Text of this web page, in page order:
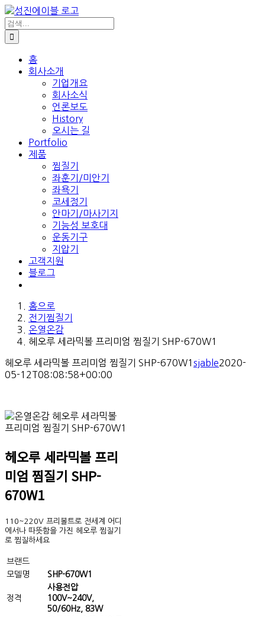
콘
텐
츠
로
검
색:
홈
회사소개
기업개요
회사소식
언론보도
History
오시는 길
Portfolio
제품
찜질기
좌훈기/미안기
좌욕기
코세정기
안마기/마사기지
기능성 보호대
운동기구
지압기
고객지원
블로그
홈으로
전기찜질기
온열온감
헤오루 세라믹볼 프리미엄 찜질기 SHP-670W1
헤오루 세라믹볼 프리미엄 찜질기 SHP-670W1 sjable2020-
05-12T08:08:58+00:00
헤오루 세라믹볼 프리
미엄 찜질기 SHP-
670W1
110~220V 프리볼트로 전세계 어디
에서나 따뜻함을 가진 헤오루 찜질기
로 찜질하세요
브랜드
모델명
SHP-670W1
정격
사용전압
100V~240V,
50/60Hz, 83W